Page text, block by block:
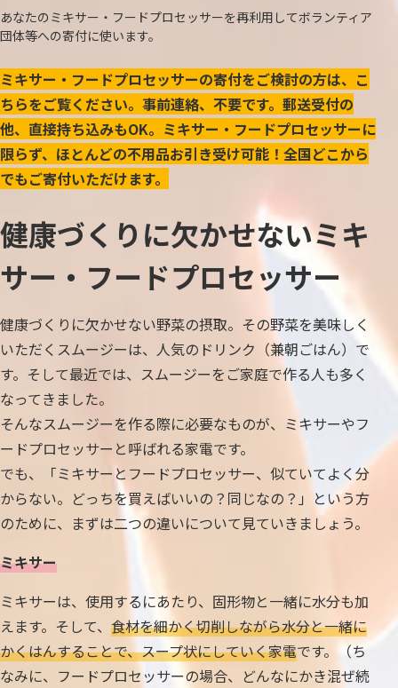
あなたのミキサー・フードプロセッサーを再利用してボランティア
団体等への寄付に使います。
ミキサー・フードプロセッサーの寄付をご検討の方は、こ
ちらをご覧ください。事前連絡、不要です。郵送受付の
他、直接持ち込みもOK。ミキサー・フードプロセッサーに
限らず、ほとんどの不用品お引き受け可能！全国どこから
でもご寄付いただけます。
健康づくりに欠かせないミキ
サー・フードプロセッサー
健康づくりに欠かせない野菜の摂取。その野菜を美味しく
いただくスムージーは、人気のドリンク（兼朝ごはん）で
す。そして最近では、スムージーをご家庭で作る人も多く
なってきました。
そんなスムージーを作る際に必要なものが、ミキサーやフ
ードプロセッサーと呼ばれる家電です。
でも、「ミキサーとフードプロセッサー、似ていてよく分
からない。どっちを買えばいいの？同じなの？」という方
のために、まずは二つの違いについて見ていきましょう。
ミキサー
ミキサーは、使用するにあたり、固形物と一緒に水分も加
えます。そして、 食材を細かく切削しながら水分と一緒に
かくはんすることで、スープ状にしていく家電です。（ち
なみに、フードプロセッサーの場合、どんなにかき混ぜ続